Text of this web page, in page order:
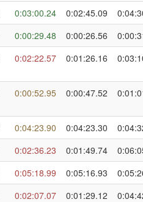
0:03:00.24 0:02:45.09
0:00:29.48 0:00:26.56
0:02:22.57 0:01:26.16
0:00:52.95 0:00:47.52
0:04:23.90 0:04:23.30
0:02:36.23 0:01:49.74
0:05:18.99 0:05:16.93
0:02:07.07 0:01:29.12